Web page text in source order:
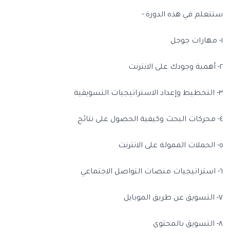
ستتعلم في هذه الدورة:-
١- مهارات جوجل
٢- أهمية وجودك على الانترنت
٣- التخطيط وإعداد الاستراتيجيات التسويقية
٤- محركات البحث وكيفية الحصول على نتائج
٥- الحملات الممولة على الانترنت
٦- استراتيجيات منصات التواصل الاجتماعي
٧- التسويق عن طريق الموبايل
٨- التسويق بالمحتوى